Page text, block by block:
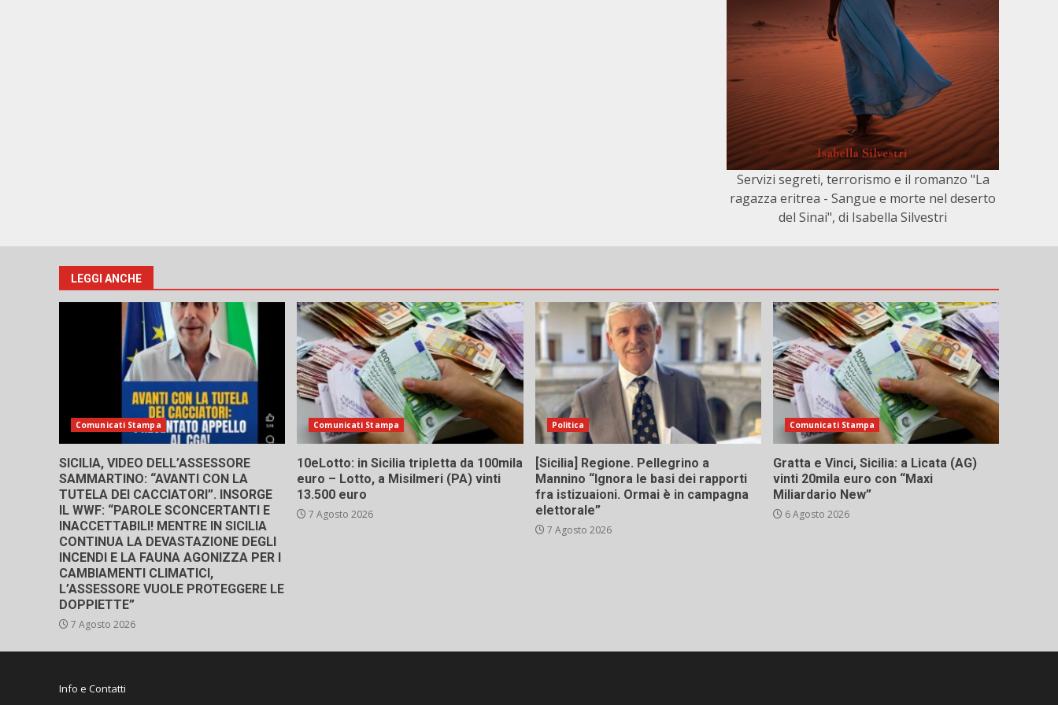
Servizi segreti, terrorismo e il romanzo "La
ragazza eritrea - Sangue e morte nel deserto
del Sinai", di Isabella Silvestri
LEGGI ANCHE
Comunicati Stampa
SICILIA, VIDEO DELL’ASSESSORE
SAMMARTINO: “AVANTI CON LA
TUTELA DEI CACCIATORI”. INSORGE
IL WWF: “PAROLE SCONCERTANTI E
INACCETTABILI! MENTRE IN SICILIA
CONTINUA LA DEVASTAZIONE DEGLI
INCENDI E LA FAUNA AGONIZZA PER I
CAMBIAMENTI CLIMATICI,
L’ASSESSORE VUOLE PROTEGGERE LE
DOPPIETTE”
7 Agosto 2026
Comunicati Stampa
10eLotto: in Sicilia tripletta da 100mila
euro – Lotto, a Misilmeri (PA) vinti
13.500 euro
7 Agosto 2026
Politica
[Sicilia] Regione. Pellegrino a
Mannino “Ignora le basi dei rapporti
fra istizuaioni. Ormai è in campagna
elettorale”
7 Agosto 2026
Comunicati Stampa
Gratta e Vinci, Sicilia: a Licata (AG)
vinti 20mila euro con “Maxi
Miliardario New”
6 Agosto 2026
Info e Contatti